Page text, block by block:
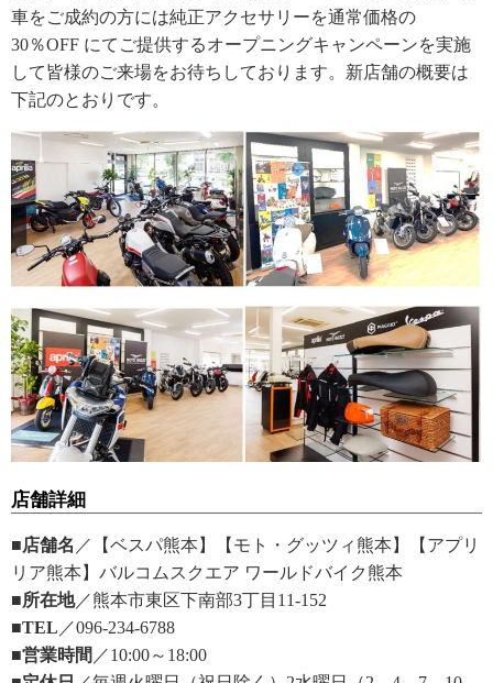
車をご成約の方には純正アクセサリーを通常価格の
30％OFF にてご提供するオープニングキャンペーンを実施
して皆様のご来場をお待ちしております。新店舗の概要は
下記のとおりです。
店舗詳細
■店舗名 ／【ベスパ熊本】【モト・グッツィ熊本】【アプリ
リア熊本】バルコムスクエア ワールドバイク熊本
■所在地／熊本市東区下南部3丁目11-152
■TEL ／096-234-6788
■営業時間 ／10:00～18:00